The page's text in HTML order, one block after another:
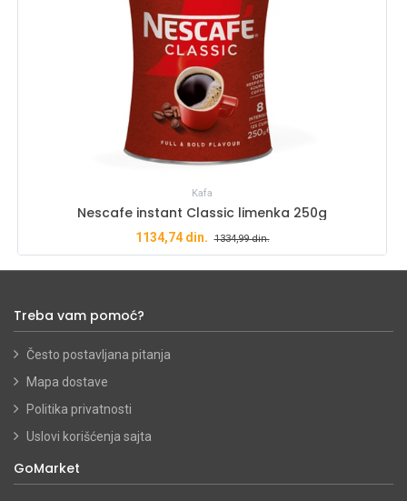
Kafa
Nescafe instant Classic limenka 250g
1134,74din. 1334,99din.
Treba vam pomoć?
Često postavljana pitanja
Mapa dostave
Politika privatnosti
Uslovi korišćenja sajta
GoMarket